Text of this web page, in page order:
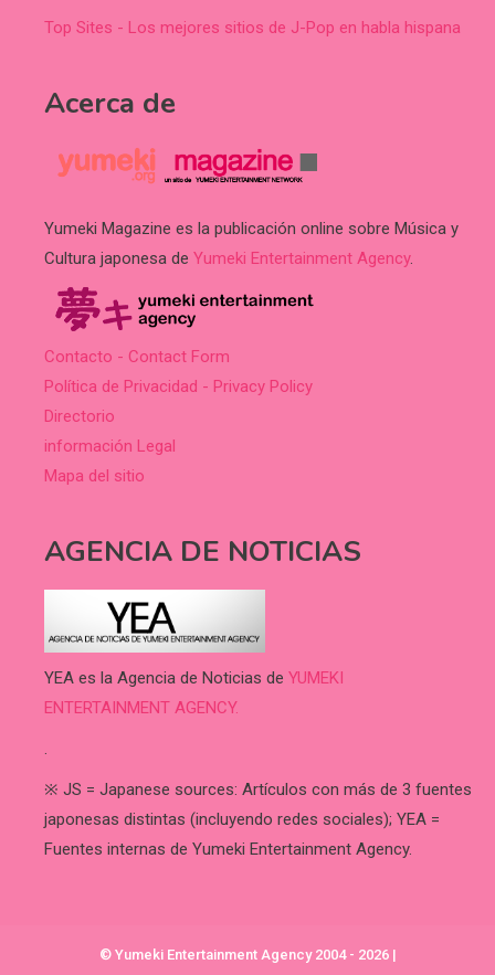
Top Sites - Los mejores sitios de J-Pop en habla hispana
Acerca de
Yumeki Magazine es la publicación online sobre Música y
Cultura japonesa de Yumeki Entertainment Agency.
Contacto - Contact Form
Política de Privacidad - Privacy Policy
Directorio
información Legal
Mapa del sitio
AGENCIA DE NOTICIAS
YEA es la Agencia de Noticias de YUMEKI
ENTERTAINMENT AGENCY.
.
※ JS = Japanese sources: Artículos con más de 3 fuentes
japonesas distintas (incluyendo redes sociales); YEA =
Fuentes internas de Yumeki Entertainment Agency.
© Yumeki Entertainment Agency 2004 - 2026 |